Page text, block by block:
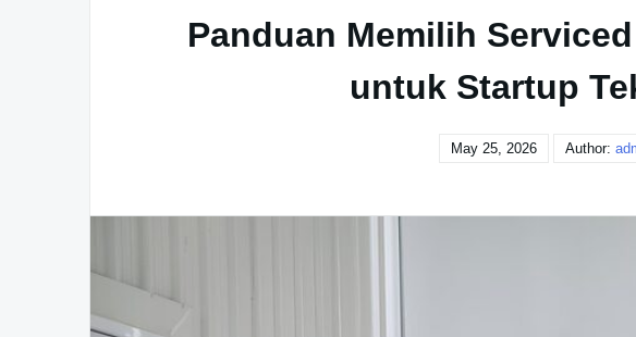
Panduan Memilih
untuk Startup
May 25, 2026 Author: